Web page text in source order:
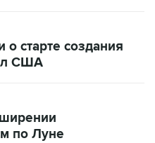
старте создания
США
по Луне